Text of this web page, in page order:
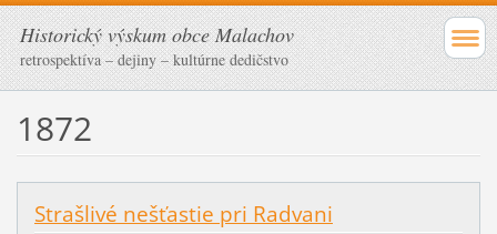
Historický výskum obce Malachov
retrospektíva – dejiny – kultúrne dedičstvo
1872
Strašlivé nešťastie pri Radvani